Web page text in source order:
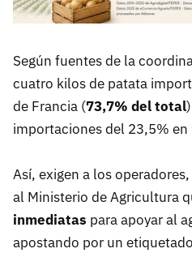
Según fuentes de la
cuatro kilos de patata
de Francia (73,7% del total
importaciones del 23,5%
Así, exigen a los
al Ministerio de Agricultura
inmediatas para apoyar al
apostando por un